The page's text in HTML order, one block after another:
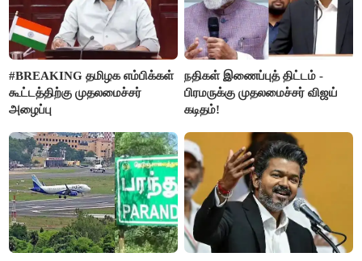
#BREAKING தமிழக எம்பிக்கள்
கூட்டத்திற்கு முதலமைச்சர்
அழைப்பு
நதிகள் இணைப்புத் திட்டம் -
பிரமருக்கு முதலமைச்சர் விஜய்
கடிதம்!